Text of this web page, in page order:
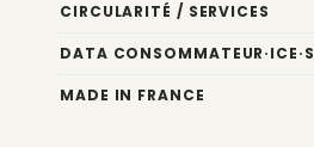
CIRCULARITÉ / SERVICES
DATA CONSOMMATEUR·ICE·S
MADE IN FRANCE